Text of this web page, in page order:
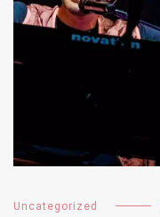
Uncategorized